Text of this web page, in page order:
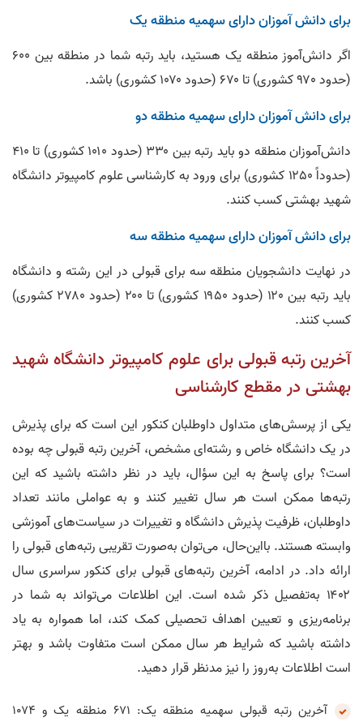
برای دانش‌ آموزان دارای سهمیه منطقه یک
اگر دانش‌آموز منطقه یک هستید، باید رتبه شما در منطقه بین ۶۰۰
(حدود ۹۷۰ کشوری) تا ۶۷۰ (حدود ۱۰۷۰ کشوری) باشد.
برای دانش‌ آموزان دارای سهمیه منطقه دو
دانش‌آموزان منطقه دو باید رتبه بین ۳۳۰ (حدود ۱۰۱۰ کشوری) تا ۴۱۰
(حدوداً ۱۲۵۰ کشوری) برای ورود به کارشناسی علوم کامپیوتر دانشگاه
شهید بهشتی کسب کنند.
برای دانش‌ آموزان دارای سهمیه منطقه سه
در نهایت دانشجویان منطقه سه برای قبولی در این رشته و دانشگاه
باید رتبه بین ۱۲۰ (حدود ۱۹۵۰ کشوری) تا ۲۰۰ (حدود ۲۷۸۰ کشوری)
کسب کنند.
آخرین رتبه قبولی برای علوم کامپیوتر دانشگاه شهید
بهشتی در مقطع کارشناسی
یکی از پرسش‌های متداول داوطلبان کنکور این است که برای پذیرش
در یک دانشگاه خاص و رشته‌ای مشخص، آخرین رتبه قبولی چه بوده
است؟ برای پاسخ به این سؤال، باید در نظر داشته باشید که این
رتبه‌ها ممکن است هر سال تغییر کنند و به عواملی مانند تعداد
داوطلبان، ظرفیت پذیرش دانشگاه و تغییرات در سیاست‌های آموزشی
وابسته هستند. بااین‌حال، می‌توان به‌صورت تقریبی رتبه‌های قبولی را
ارائه داد. در ادامه، آخرین رتبه‌های قبولی برای کنکور سراسری سال
۱۴۰۲ به‌تفصیل ذکر شده است. این اطلاعات می‌تواند به شما در
برنامه‌ریزی و تعیین اهداف تحصیلی کمک کند، اما همواره به یاد
داشته باشید که شرایط هر سال ممکن است متفاوت باشد و بهتر
است اطلاعات به‌روز را نیز مدنظر قرار دهید.
آخرین رتبه قبولی سهمیه منطقه یک: ۶۷۱ منطقه یک و ۱۰۷۴